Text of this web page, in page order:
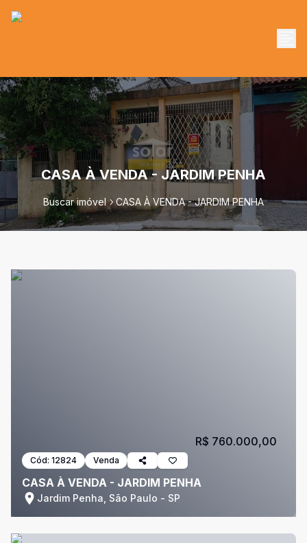
CASA À VENDA - JARDIM PENHA
Buscar imóvel CASA À VENDA - JARDIM PENHA
Cód: 12824 Venda
CASA À VENDA - JARDIM PENHA
Jardim Penha, São Paulo - SP
R$ 760.000,00